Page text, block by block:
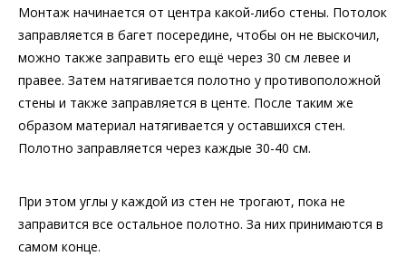
Монтаж начинается от центра какой-либо стены. Потолок
заправляется в багет посередине, чтобы он не выскочил,
можно также заправить его ещё через 30 см левее и
правее. Затем натягивается полотно у противоположной
стены и также заправляется в центе. После таким же
образом материал натягивается у оставшихся стен.
Полотно заправляется через каждые 30-40 см.
При этом углы у каждой из стен не трогают, пока не
заправится все остальное полотно. За них принимаются в
самом конце.